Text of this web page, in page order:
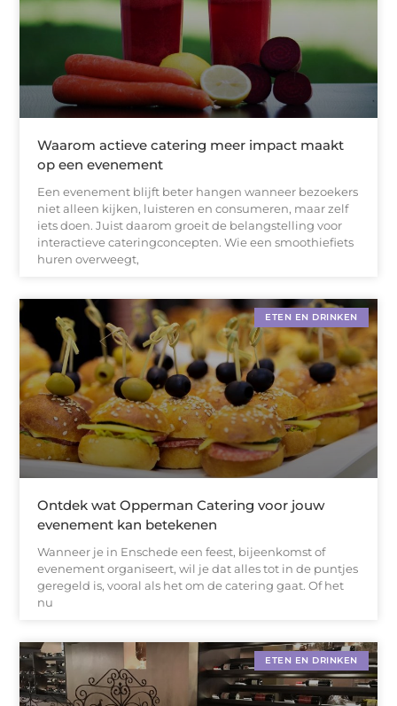
Waarom actieve catering meer impact maakt
op een evenement
Een evenement blijft beter hangen wanneer bezoekers
niet alleen kijken, luisteren en consumeren, maar zelf
iets doen. Juist daarom groeit de belangstelling voor
interactieve cateringconcepten. Wie een smoothiefiets
huren overweegt,
ETEN EN DRINKEN
Ontdek wat Opperman Catering voor jouw
evenement kan betekenen
Wanneer je in Enschede een feest, bijeenkomst of
evenement organiseert, wil je dat alles tot in de puntjes
geregeld is, vooral als het om de catering gaat. Of het
nu
ETEN EN DRINKEN